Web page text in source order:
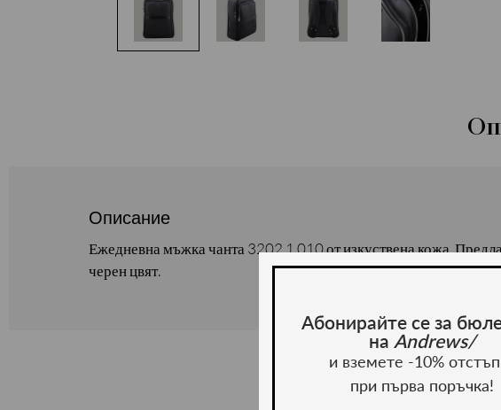
Описание
Ежедневна мъжка чанта 3202.1.010 от изкуствена кожа.
черен цвят.
Абонирайте се за
на Andrews/
и вземете -10%
при първа поръчка!